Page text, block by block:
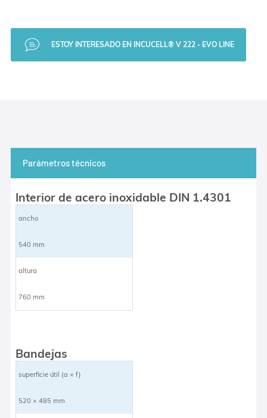
ESTOY INTERESADO EN INCUCELL® V 222 - EVO LINE
Parámetros técnicos
Interior de acero inoxidable DIN 1.4301
ancho
540 mm
altura
760 mm
Bandejas
superficie útil (a × f)
520 × 485 mm